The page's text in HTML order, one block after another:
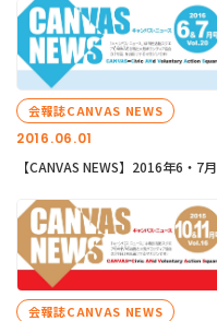
2016.06.01
会報誌CANVAS NEWS
【CANVAS NEWS】2016年6・7
会報誌CANVAS NEWS